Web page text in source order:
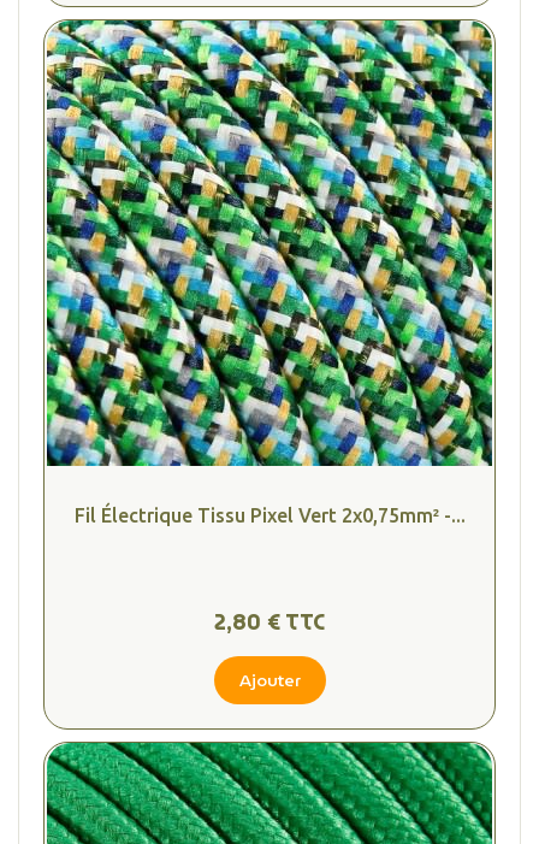
Fil Électrique Tissu Pixel Vert 2x0,75mm² -...
2,80 € TTC
Ajouter